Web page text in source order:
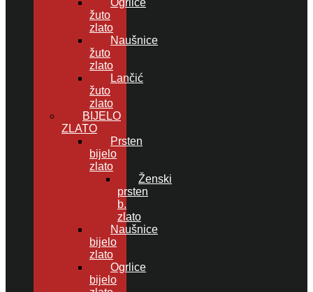
Ogrlice
žuto
zlato
Naušnice
žuto
zlato
Lančić
žuto
zlato
BIJELO
ZLATO
Prsten
bijelo
zlato
Ženski
prsten
b.
zlato
Naušnice
bijelo
zlato
Ogrlice
bijelo